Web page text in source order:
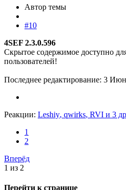
Автор темы
#10
4SEF 2.3.0.596
Скрытое содержимое доступно
пользователей!
Последнее редактирование: 3 Июн
Реакции: Leshiy, qwirks, RVI и 3
1
2
Вперёд
1 из 2
Перейти к странице